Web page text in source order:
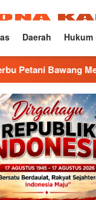
Daerah Hukum
Merah, Siapa